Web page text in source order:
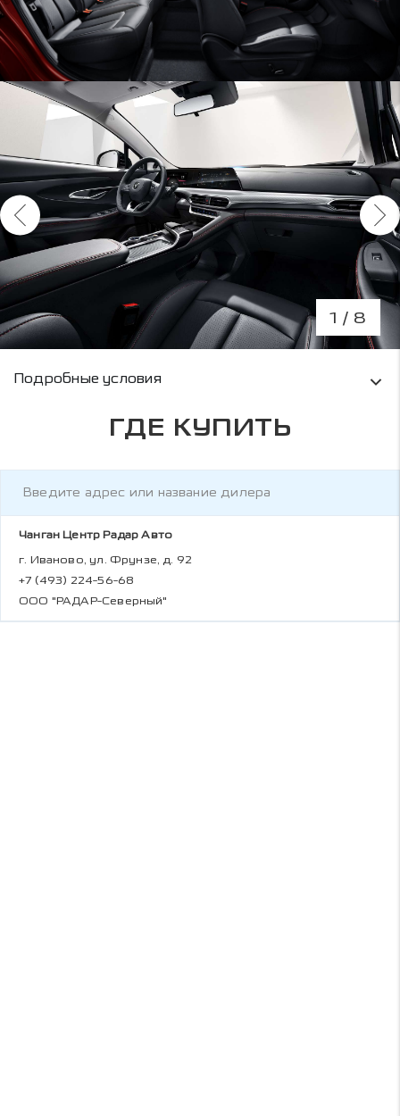
1 / 8
Условия кредитования и информация о
Подробные условия
ГДЕ КУПИТЬ
Чанган Центр Радар Авто
г. Иваново, ул. Фрунзе, д. 92
+7 (493) 224-56-68
ООО "РАДАР-Северный"